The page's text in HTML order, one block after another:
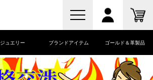
ジュエリー ブランドアイテム ゴールド＆革製品